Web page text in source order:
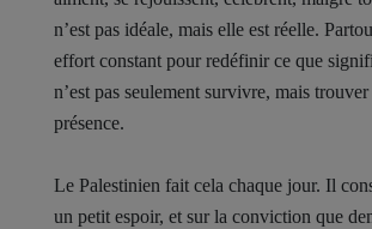
n’est pas idéale, mais elle est réelle.
effort constant pour redéfinir ce que
n’est pas seulement survivre, mais trouver
présence.
Le Palestinien fait cela chaque jour. Il
un petit espoir, et sur la conviction que